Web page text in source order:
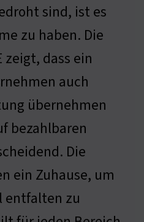
sind, ist es
zu haben. Die
zeigt, dass ein
auch
übernehmen
bezahlbaren
Die
ein Zuhause, um
entfalten zu